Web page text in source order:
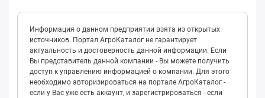
Информация о данном предприятии взята из открытых
источников. Портал АгроКаталог не гарантирует
актуальность и достоверность данной информации. Если
Вы представитель данной компании - Вы можете получить
доступ к управлению информацией о компании. Для этого
необходимо авторизироваться на портале АгроКаталог -
если у Вас уже есть аккаунт, и зарегистрироваться - если